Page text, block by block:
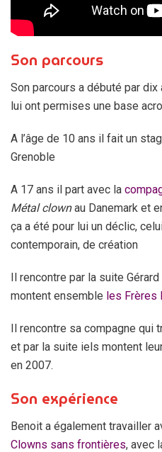
Son parcours
Son parcours a débuté par
lui ont permises une base
A l’âge de 10 ans il fait un
Grenoble
A 17 ans il part avec la
Métal clownau Danemark et
ça a été pour lui un déclic,
contemporain, de création
Il rencontre par la suite
montent ensemble les Frères
Il rencontre sa compagne qui
et par la suite iels montent
en 2007.
Son expérience
Benoit a également travailler
Clowns sans frontières, avec